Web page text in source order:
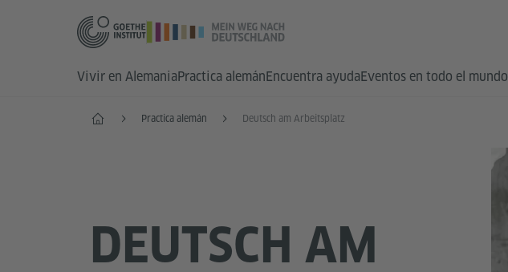
Vivir en AlemaniaPractica alemánEncuentra ayudaEventos en todo el mundo
Inicio Practica alemán Deutsch am Arbeitsplatz
DEUTSCH AM